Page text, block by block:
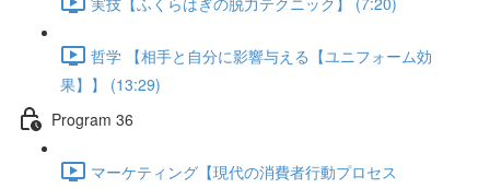
哲学 【相手と自分に影響与える【ユニフォーム効
果】】 (13:29)
Program 36
マーケティング【現代の消費者行動プロセス